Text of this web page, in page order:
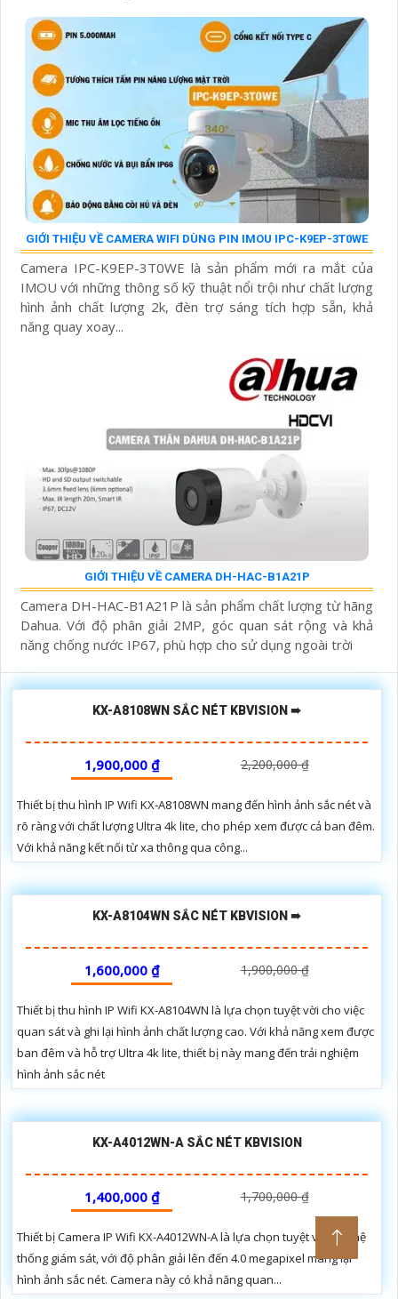
GIỚI THIỆU VỀ CAMERA WIFI DÙNG PIN IMOU IPC-K9EP-3T0WE
Camera IPC-K9EP-3T0WE là sản phẩm mới ra mắt của
IMOU với những thông số kỹ thuật nổi trội như chất lượng
hình ảnh chất lượng 2k, đèn trợ sáng tích hợp sẵn, khả
năng quay xoay...
GIỚI THIỆU VỀ CAMERA DH-HAC-B1A21P
Camera DH-HAC-B1A21P là sản phẩm chất lượng từ hãng
Dahua. Với độ phân giải 2MP, góc quan sát rộng và khả
năng chống nước IP67, phù hợp cho sử dụng ngoài trời
KX-A8108WN SẮC NÉT KBVISION ➠
1,900,000 ₫ 2,200,000 ₫
Thiết bị thu hình IP Wifi KX-A8108WN mang đến hình ảnh sắc nét và
rõ ràng với chất lượng Ultra 4k lite, cho phép xem được cả ban đêm.
Với khả năng kết nối từ xa thông qua công...
KX-A8104WN SẮC NÉT KBVISION ➠
1,600,000 ₫ 1,900,000 ₫
Thiết bị thu hình IP Wifi KX-A8104WN là lựa chọn tuyệt vời cho việc
quan sát và ghi lại hình ảnh chất lượng cao. Với khả năng xem được
ban đêm và hỗ trợ Ultra 4k lite, thiết bị này mang đến trải nghiệm
hình ảnh sắc nét
KX-A4012WN-A SẮC NÉT KBVISION
1,400,000 ₫ 1,700,000 ₫
Thiết bị Camera IP Wifi KX-A4012WN-A là lựa chọn tuyệt vời cho hệ
thống giám sát, với độ phân giải lên đến 4.0 megapixel mang lại
hình ảnh sắc nét. Camera này có khả năng quan...